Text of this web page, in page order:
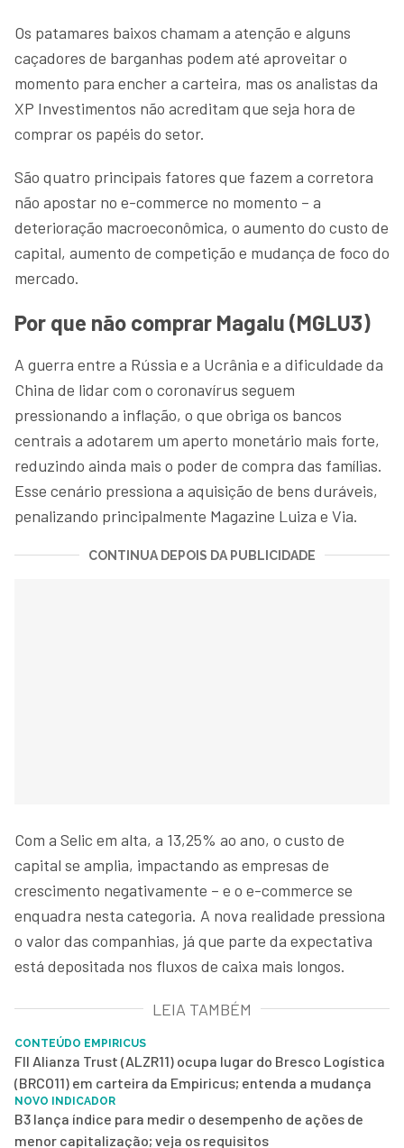
Os patamares baixos chamam a atenção e alguns
caçadores de barganhas podem até aproveitar o
momento para encher a carteira, mas os analistas da
XP Investimentos não acreditam que seja hora de
comprar os papéis do setor.
São quatro principais fatores que fazem a corretora
não apostar no e-commerce no momento – a
deterioração macroeconômica, o aumento do custo de
capital, aumento de competição e mudança de foco do
mercado.
Por que não comprar Magalu (MGLU3)
A guerra entre a Rússia e a Ucrânia e a dificuldade da
China de lidar com o coronavírus seguem
pressionando a inflação, o que obriga os bancos
centrais a adotarem um aperto monetário mais forte,
reduzindo ainda mais o poder de compra das famílias.
Esse cenário pressiona a aquisição de bens duráveis,
penalizando principalmente Magazine Luiza e Via.
CONTINUA DEPOIS DA PUBLICIDADE
Com a Selic em alta, a 13,25% ao ano, o custo de
capital se amplia, impactando as empresas de
crescimento negativamente – e o e-commerce se
enquadra nesta categoria. A nova realidade pressiona
o valor das companhias, já que parte da expectativa
está depositada nos fluxos de caixa mais longos.
LEIA TAMBÉM
CONTEÚDO EMPIRICUS
FII Alianza Trust (ALZR11) ocupa lugar do Bresco Logística
(BRCO11) em carteira da Empiricus; entenda a mudança
NOVO INDICADOR
B3 lança índice para medir o desempenho de ações de
menor capitalização; veja os requisitos